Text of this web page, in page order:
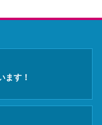
ます！